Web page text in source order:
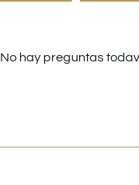
No hay preguntas